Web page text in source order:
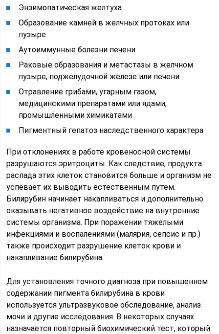
Энзимопатическая желтуха
Образование камней в желчных протоках или
пузыре
Аутоиммунные болезни печени
Раковые образования и метастазы в желчном
пузыре, поджелудочной железе или печени
Отравление грибами, угарным газом,
медицинскими препаратами или ядами,
промышленными химикатами
Пигментный гепатоз наследственного характера
При отклонениях в работе кровеносной системы
разрушаются эритроциты. Как следствие, продукта
распада этих клеток становится больше и организм не
успевает их выводить естественным путем.
Билирубин начинает накапливаться и дополнительно
оказывать негативное воздействие на внутренние
системы организма. При поражении тяжелыми
инфекциями и воспалениями (малярия, сепсис и пр.)
также происходит разрушение клеток крови и
накапливание билирубина.
Для установления точного диагноза при повышенном
содержании пигмента билирубина в крови
используется ультразвуковое обследование, анализ
мочи и другие исследования. В некоторых случаях
назначается повторный биохимический тест, который